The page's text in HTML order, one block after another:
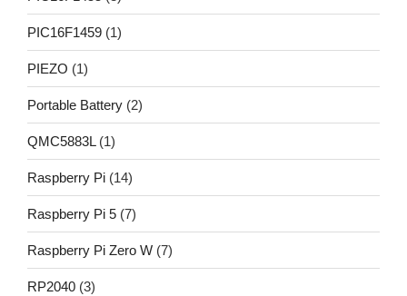
PIC16F1459 (1)
PIEZO (1)
Portable Battery (2)
QMC5883L(1)
Raspberry Pi (14)
Raspberry Pi 5 (7)
Raspberry Pi Zero W (7)
RP2040 (3)